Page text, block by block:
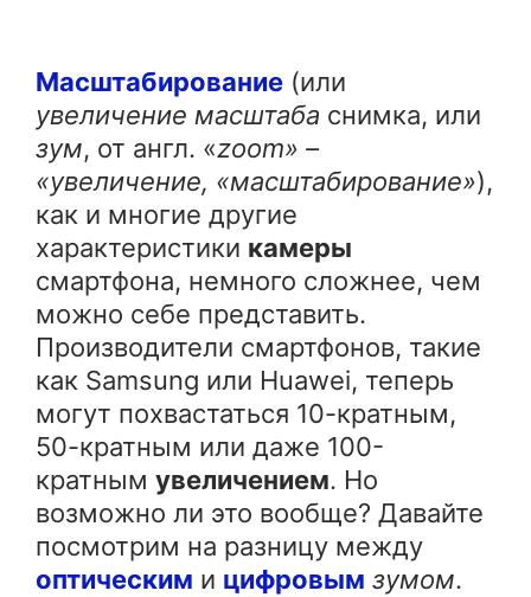
Масштабирование (или
увеличение масштаба снимка, или
зум, от англ. «zoom» –
«увеличение, «масштабирование»),
как и многие другие
характеристики камеры
смартфона, немного сложнее, чем
можно себе представить.
Производители смартфонов, такие
как Samsung или Huawei, теперь
могут похвастаться 10-кратным,
50-кратным или даже 100-
кратным увеличением. Но
возможно ли это вообще? Давайте
посмотрим на разницу между
оптическим и цифровым зумом.